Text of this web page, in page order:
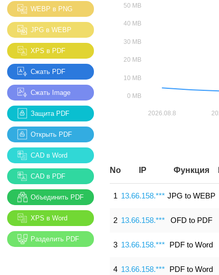
WEBP в PNG
JPG в WEBP
XPS в PDF
Сжать PDF
Сжать Image
Защита PDF
Открыть PDF
CAD в Word
CAD в PDF
Объединить PDF
XPS в Word
Разделить PDF
No IP Функция
1 13.66.158.*** JPG to WEBP
2 13.66.158.*** OFD to PDF
3 13.66.158.*** PDF to Word
4 13.66.158.*** PDF to Word